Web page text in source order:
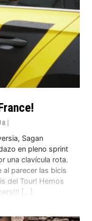
8 |
Sagan
en pleno sprint
una clavícula rota.
al parecer las bicis
del Tour! Hemos
[…]